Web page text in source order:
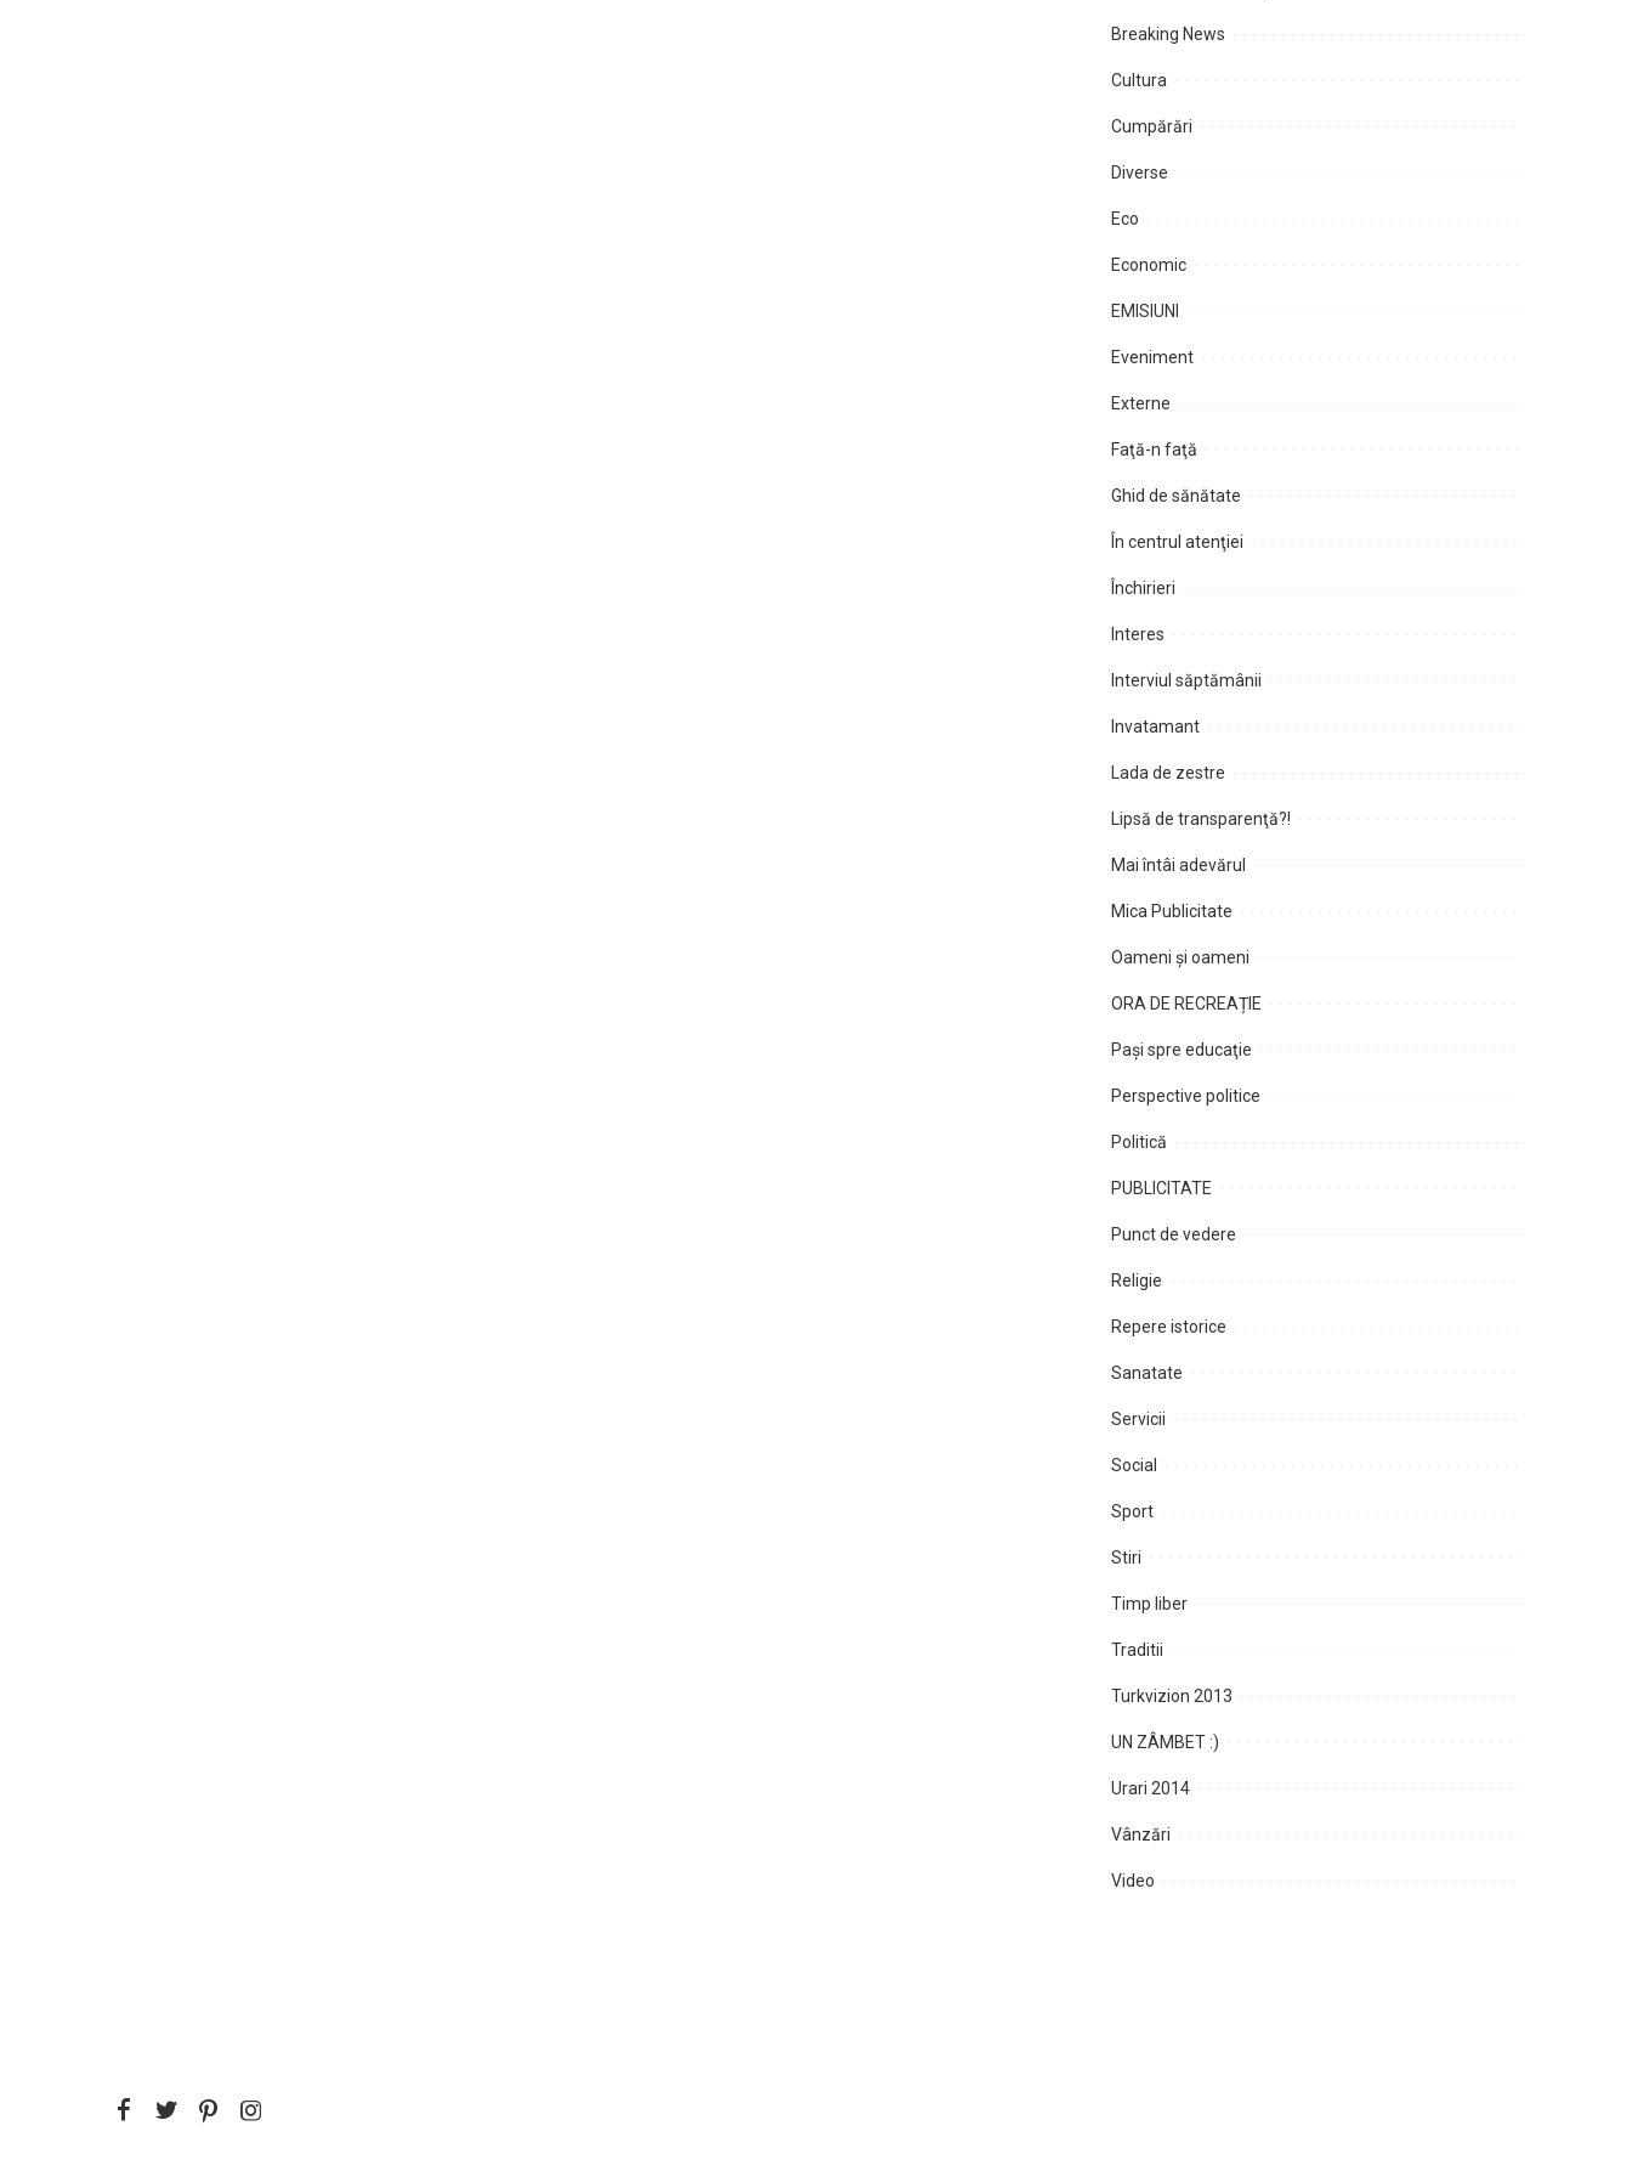
Breaking News
Cultura
Cumpărări
Diverse
Eco
Economic
EMISIUNI
Eveniment
Externe
Faţă-n faţă
Ghid de sănătate
În centrul atenţiei
Închirieri
Interes
Interviul săptămânii
Invatamant
Lada de zestre
Lipsă de transparenţă?!
Mai întâi adevărul
Mica Publicitate
Oameni şi oameni
ORA DE RECREAȚIE
Paşi spre educaţie
Perspective politice
Politică
PUBLICITATE
Punct de vedere
Religie
Repere istorice
Sanatate
Servicii
Social
Sport
Stiri
Timp liber
Traditii
Turkvizion 2013
UN ZÂMBET :)
Urari 2014
Vânzări
Video